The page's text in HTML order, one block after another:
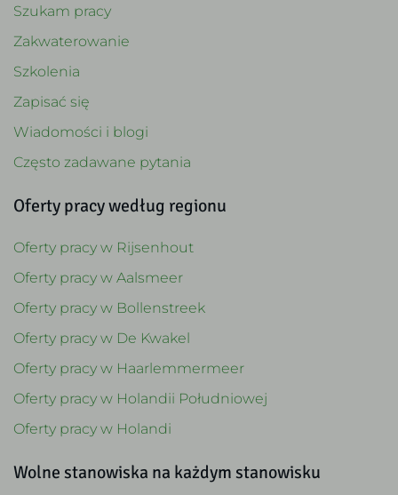
Szukam pracy
Zakwaterowanie
Szkolenia
Zapisać się
Wiadomości i blogi
Często zadawane pytania
Oferty pracy według regionu
Oferty pracy w Rijsenhout
Oferty pracy w Aalsmeer
Oferty pracy w Bollenstreek
Oferty pracy w De Kwakel
Oferty pracy w Haarlemmermeer
Oferty pracy w Holandii Południowej
Oferty pracy w Holandi
Wolne stanowiska na każdym stanowisku